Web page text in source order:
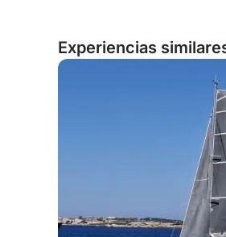
Experiencias